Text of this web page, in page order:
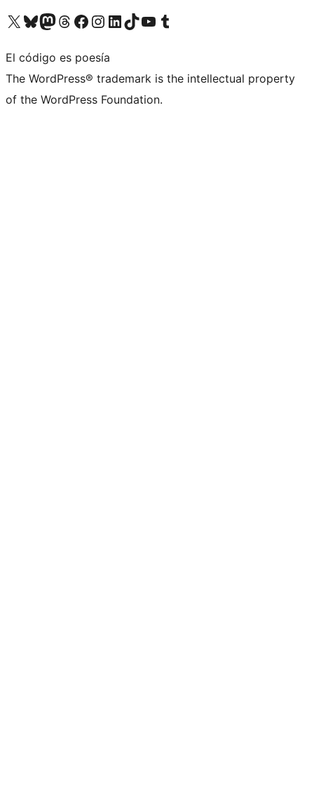
Visita nuestra cuenta de X (anteriormente Twitter)
Visita nuestra cuenta de Bluesky
Visita nuestra cuenta de Mastodon
Visita nuestra cuenta de Threads
Visita nuestra página de Facebook
Visita nuestra cuenta de Instagram
Visita nuestra cuenta de LinkedIn
Visita nuestra cuenta de TikTok
Visita nuestro canal de YouTube
Visita nuestra cuenta de Tumblr
El código es poesía
The WordPress® trademark is the intellectual property
of the WordPress Foundation.